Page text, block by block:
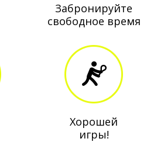
Забронируйте
свободное время
Хорошей
игры!